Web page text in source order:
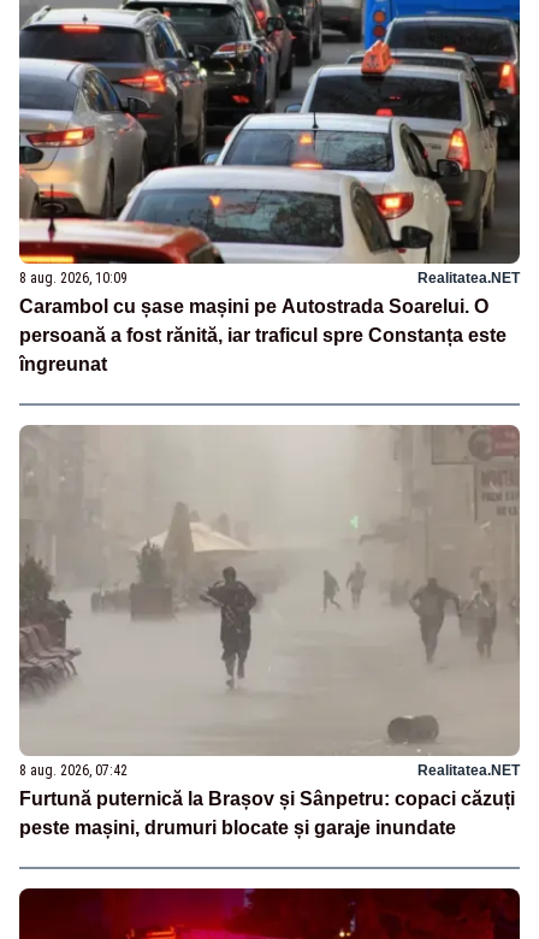
8 aug. 2026, 10:09 Realitatea.NET
Carambol cu șase mașini pe Autostrada Soarelui. O
persoană a fost rănită, iar traficul spre Constanța este
îngreunat
8 aug. 2026, 07:42 Realitatea.NET
Furtună puternică la Brașov și Sânpetru: copaci căzuți
peste mașini, drumuri blocate și garaje inundate